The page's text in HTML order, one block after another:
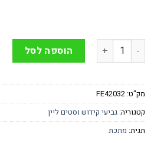
כמות של כוס קידוש מהודרת • ציפוי כסף 925
הוספה לסל
מק"ט: FE42032
קטגוריה: גביעי קידוש וסטים ליין
תגית: מתכת